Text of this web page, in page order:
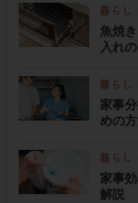
魚焼
入れ
家事
めの
家事
解説